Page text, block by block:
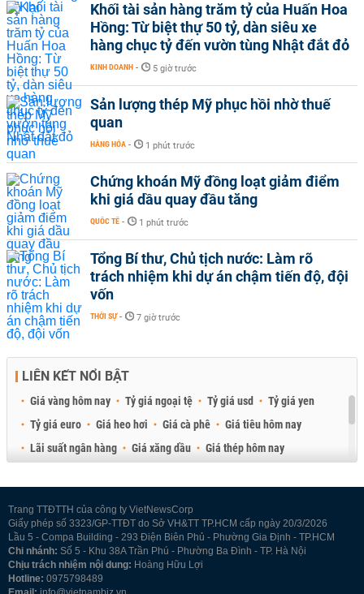
Khối tài sản hàng trăm tỷ của Huấn Hoa
Hồng: Từ biệt thự 50 tỷ, dàn siêu xe
hàng chục tỷ đến vườn tùng Nhật đắt đỏ
KINH DOANH - 5 giờ trước
Sản lượng thép Mỹ phục hồi nhờ thuế
quan
HÀNG HÓA - 1 phút trước
Chứng khoán Mỹ đồng loạt giảm điểm
khi giá dầu quay đầu tăng
QUỐC TẾ - 1 phút trước
Tổng Bí thư, Chủ tịch nước: Làm rõ
trách nhiệm khi dự án chậm tiến độ, đội
vốn
THỜI SỰ - 7 giờ trước
LIÊN KẾT NỔI BẬT
Giá vàng hôm nay Tỷ giá ngoại tệ Tỷ giá usd
Tỷ giá yen
Tỷ giá euro
Giá heo hơi Giá cà phê
Giá tiêu hôm nay
Lãi suất ngân hàng
Giá xăng dầu
Giá thép hôm nay
Trang TTĐTTH của công ty VietNewsCorp
Giấy phép số 3323/GP-TTĐT do Sở VH&TT TP.HCM cấp ngày 20/3/2026
Lầu 5 - Compa Building - 293 Điện Biên Phủ - Phường Gia Định - TP.HCM
Chi nhánh: Số 5 - Khu 38A Trần Phú - Phường Ba Đình - TP. Hà Nội
Chịu trách nhiệm nội dung: Hoàng Hữu Lợi
Hotline: 0975798489